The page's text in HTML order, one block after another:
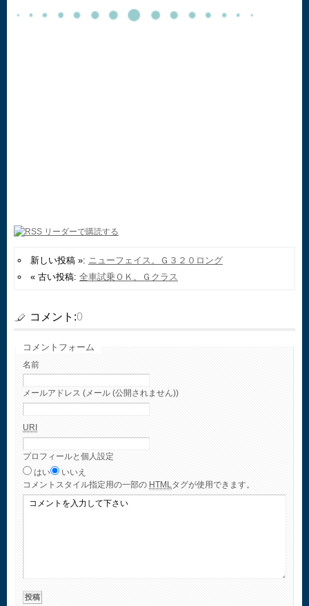
新しい投稿 »: ニューフェイス。Ｇ３２０ロング
« 古い投稿: 全車試乗ＯＫ。Ｇクラス
コメント:0
コメントフォーム
名前
メールアドレス (メール (公開されません))
URI
プロフィールと個人設定
はい
いいえ
コメント スタイル指定用の一部の HTMLタグが使用できます。